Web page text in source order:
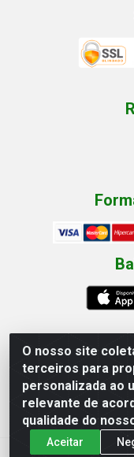
O nosso site
terceiros para
personalizada ao
relevante de
qualidade do
Aceitar
Eletrofarias
Chateaubriand, 2500
- CEP